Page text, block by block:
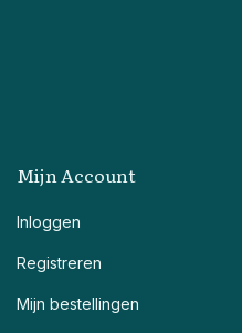
Mijn Account
Inloggen
Registreren
Mijn bestellingen